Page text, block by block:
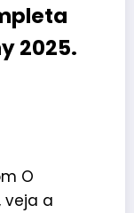
2025.
O
veja a